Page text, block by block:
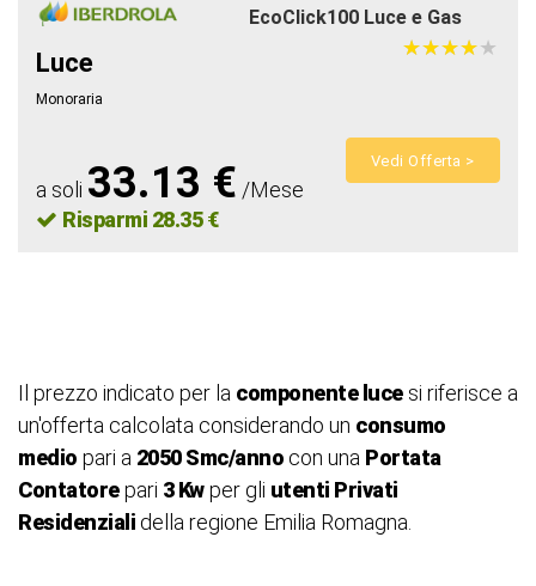
EcoClick100 Luce e Gas
Luce
Monoraria
★★★★★
★★★★★
a soli 33.13 € /Mese
Risparmi 28.35 €
Vedi Offerta >
Il prezzo indicato per la componente lucesi riferisce a
un'offerta calcolata considerando un consumo
medio pari a 2050 Smc/anno con una Portata
Contatorepari 3 Kwper gli utenti Privati
Residenziali della regione Emilia Romagna.